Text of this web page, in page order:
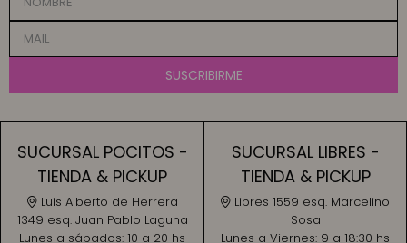
SUSCRIBIRME
SUCURSAL POCITOS -
TIENDA & PICKUP
Luis Alberto de Herrera
1349 esq. Juan Pablo Laguna
Lunes a sábados: 10 a 20 hs
SUCURSAL LIBRES -
TIENDA & PICKUP
Libres 1559 esq. Marcelino
Sosa
Lunes a Viernes: 9 a 18:30 hs